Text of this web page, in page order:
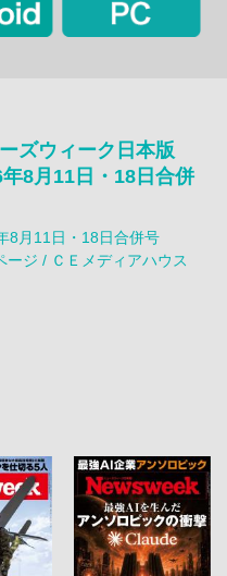
ズウィーク日本版
8月11日・18日合併
8月11日・18日合併号
ージ / ＣＥメディアハウス